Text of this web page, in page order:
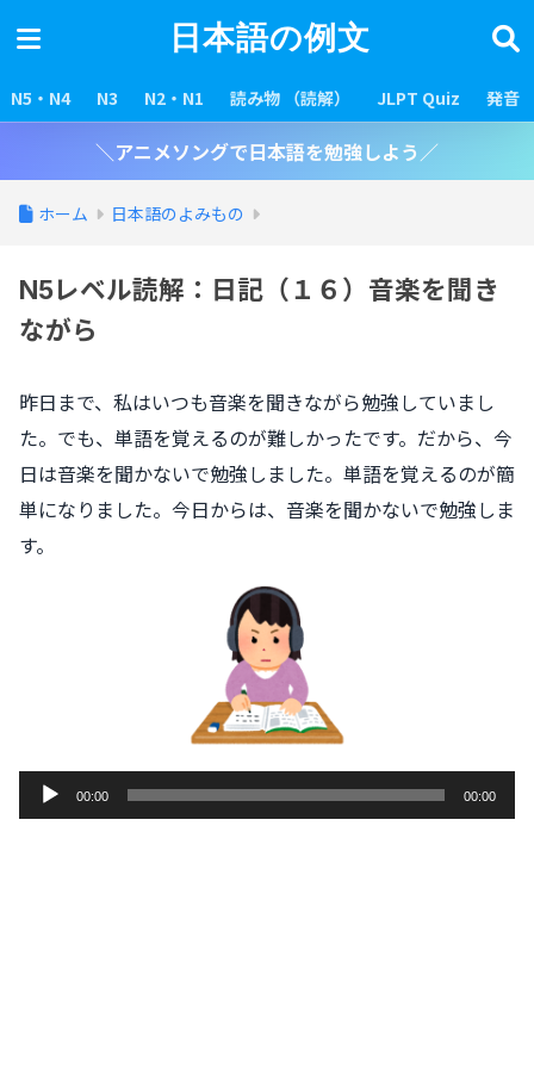
日本語の例文
N5・N4 N3 N2・N1 読み物 （読解） JLPT Quiz 発音
＼アニメソングで日本語を勉強しよう／
ホーム 日本語のよみもの
N5レベル読解：日記（１６）音楽を聞き
ながら
昨日まで、私はいつも音楽を聞きながら勉強していまし
た。でも、単語を覚えるのが難しかったです。だから、今
日は音楽を聞かないで勉強しました。単語を覚えるのが簡
単になりました。今日からは、音楽を聞かないで勉強しま
す。
声
00:00 00:00